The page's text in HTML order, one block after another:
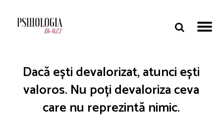
Dacă ești devalorizat, atunci ești
valoros. Nu poți devaloriza ceva
care nu reprezintă nimic.